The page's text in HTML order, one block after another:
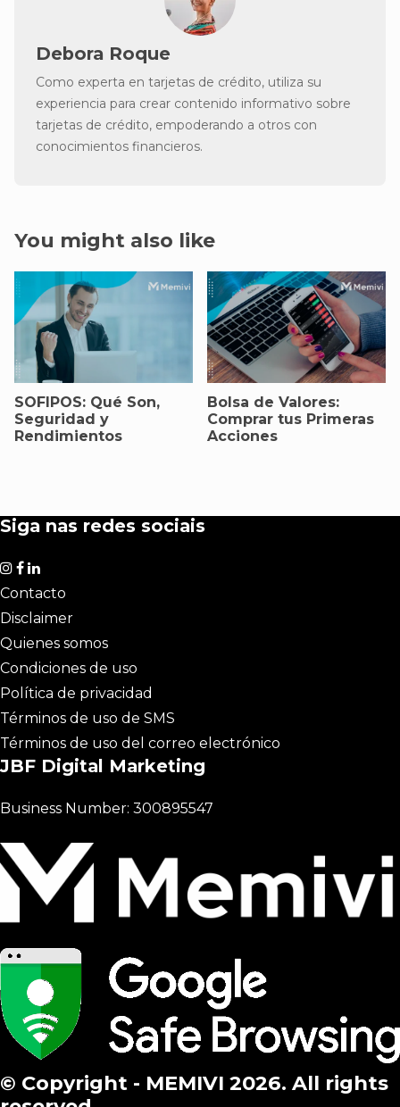
Debora Roque
Como experta en tarjetas de crédito, utiliza su
experiencia para crear contenido informativo sobre
tarjetas de crédito, empoderando a otros con
conocimientos financieros.
You might also like
SOFIPOS: Qué Son,
Seguridad y
Rendimientos
Bolsa de Valores:
Comprar tus Primeras
Acciones
Siga nas redes sociais
Contacto
Disclaimer
Quienes somos
Condiciones de uso
Política de privacidad
Términos de uso de SMS
Términos de uso del correo electrónico
JBF Digital Marketing
Business Number: 300895547
© Copyright - MEMIVI 2026. All rights